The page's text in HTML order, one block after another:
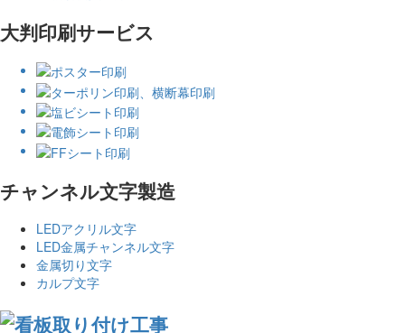
大判印刷サービス
チャンネル文字製造
LEDアクリル文字
LED金属チャンネル文字
金属切り文字
カルプ文字